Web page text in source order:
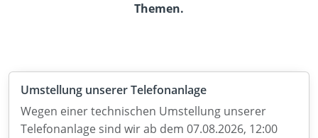
Themen.
Umstellung unserer Telefonanlage
Wegen einer technischen Umstellung unserer
Telefonanlage sind wir ab dem 07.08.2026, 12:00